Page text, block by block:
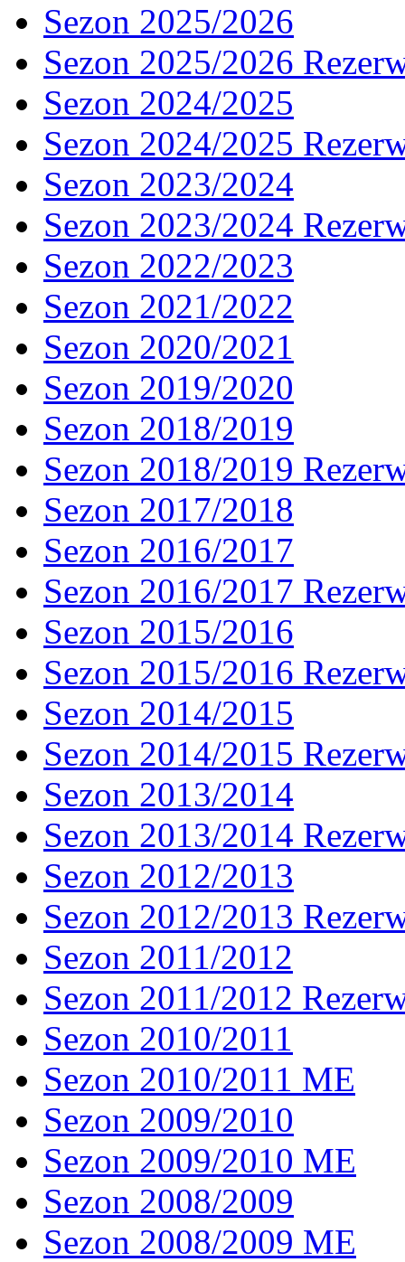
Sezon 2025/2026
Sezon 2025/2026
Sezon 2024/2025
Sezon 2024/2025
Sezon 2023/2024
Sezon 2023/2024
Sezon 2022/2023
Sezon 2021/2022
Sezon 2020/2021
Sezon 2019/2020
Sezon 2018/2019
Sezon 2018/2019
Sezon 2017/2018
Sezon 2016/2017
Sezon 2016/2017
Sezon 2015/2016
Sezon 2015/2016
Sezon 2014/2015
Sezon 2014/2015
Sezon 2013/2014
Sezon 2013/2014
Sezon 2012/2013
Sezon 2012/2013
Sezon 2011/2012
Sezon 2011/2012
Sezon 2010/2011
Sezon 2010/2011 ME
Sezon 2009/2010
Sezon 2009/2010 ME
Sezon 2008/2009
Sezon 2008/2009 ME